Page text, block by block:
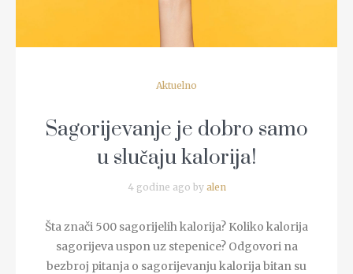
Aktuelno
Sagorijevanje je dobro samo
u slučaju kalorija!
4 godine ago by alen
Šta znači 500 sagorijelih kalorija? Koliko kalorija
sagorijeva uspon uz stepenice? Odgovori na
bezbroj pitanja o sagorijevanju kalorija bitan su